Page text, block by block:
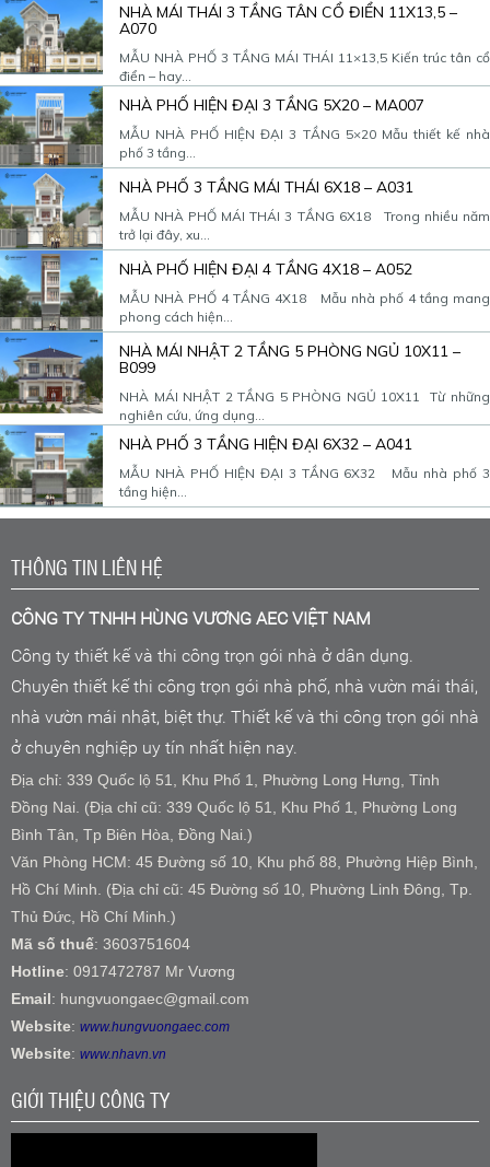
NHÀ MÁI THÁI 3 TẦNG TÂN CỔ ĐIỂN 11X13,5 –
A070
MẪU NHÀ PHỐ 3 TẦNG MÁI THÁI 11×13,5 Kiến trúc tân cổ
điển – hay...
NHÀ PHỐ HIỆN ĐẠI 3 TẦNG 5X20 – MA007
MẪU NHÀ PHỐ HIỆN ĐẠI 3 TẦNG 5×20 Mẫu thiết kế nhà
phố 3 tầng...
NHÀ PHỐ 3 TẦNG MÁI THÁI 6X18 – A031
MẪU NHÀ PHỐ MÁI THÁI 3 TẦNG 6X18 Trong nhiều năm
trở lại đây, xu...
NHÀ PHỐ HIỆN ĐẠI 4 TẦNG 4X18 – A052
MẪU NHÀ PHỐ 4 TẦNG 4X18 Mẫu nhà phố 4 tầng mang
phong cách hiện...
NHÀ MÁI NHẬT 2 TẦNG 5 PHÒNG NGỦ 10X11 –
B099
NHÀ MÁI NHẬT 2 TẦNG 5 PHÒNG NGỦ 10X11 Từ những
nghiên cứu, ứng dụng...
NHÀ PHỐ 3 TẦNG HIỆN ĐẠI 6X32 – A041
MẪU NHÀ PHỐ HIỆN ĐẠI 3 TẦNG 6X32 Mẫu nhà phố 3
tầng hiện...
THÔNG TIN LIÊN HỆ
CÔNG TY TNHH HÙNG VƯƠNG AEC VIỆT NAM
Công ty thiết kế và thi công trọn gói nhà ở dân dụng.
Chuyên thiết kế thi công trọn gói nhà phố, nhà vườn mái thái,
nhà vườn mái nhật, biệt thự. Thiết kế và thi công trọn gói nhà
ở chuyên nghiệp uy tín nhất hiện nay.
Địa chỉ: 339 Quốc lộ 51, Khu Phố 1, Phường Long Hưng, Tỉnh
Đồng Nai. (Địa chỉ cũ: 339 Quốc lộ 51, Khu Phố 1, Phường Long
Bình Tân, Tp Biên Hòa, Đồng Nai.)
Văn Phòng HCM: 45 Đường số 10, Khu phố 88, Phường Hiệp Bình,
Hồ Chí Minh. (Địa chỉ cũ: 45 Đường số 10, Phường Linh Đông, Tp.
Thủ Đức, Hồ Chí Minh.)
Mã số thuế: 3603751604
Hotline: 0917472787 Mr Vương
Email: hungvuongaec@gmail.com
Website: www.hungvuongaec.com
Website: www.nhavn.vn
GIỚI THIỆU CÔNG TY